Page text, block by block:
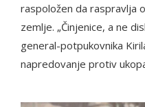
raspoložen da raspravlja
zemlje. „Činjenice, a ne
general-potpukovnika
napredovanje protiv